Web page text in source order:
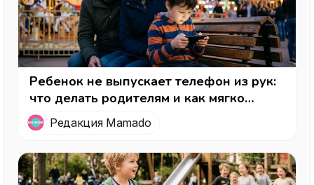
Ребенок не выпускает телефон из рук:
что делать родителям и как мягко
вернуть интерес к реальной жизни
Редакция Mamado